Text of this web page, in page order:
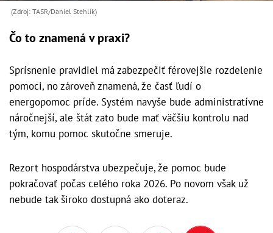
(Zdroj: TASR/Daniel Stehlík)
Čo to znamená v praxi?
Sprísnenie pravidiel má zabezpečiť férovejšie rozdelenie
pomoci, no zároveň znamená, že časť ľudí o
energopomoc príde. Systém navyše bude administratívne
náročnejší, ale štát zato bude mať väčšiu kontrolu nad
tým, komu pomoc skutočne smeruje.
Rezort hospodárstva ubezpečuje, že pomoc bude
pokračovať počas celého roka 2026. Po novom však už
nebude tak široko dostupná ako doteraz.